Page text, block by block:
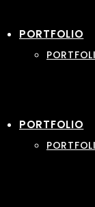
PORTFOLIO
PORTFOLIO